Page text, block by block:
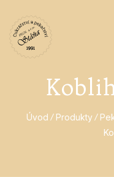
Úvod Produkty